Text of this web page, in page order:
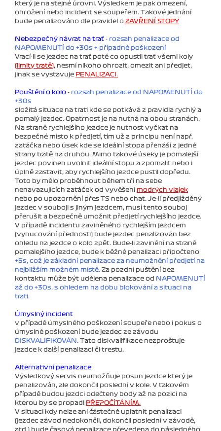
který je na stejné úrovni. Výsledkem je pak omezení,
ohrožení nebo incident se soupeřem. Takové jednání
bude penalizováno dle pravidel o ZAVŘENÍ STOPY
Nebezpečný návrat na trať - rozsah penalizace od
NAPOMENUTÍ do +30s + případné poškození
Vrací-li se jezdec na trať poté co opustil trať všemi koly
(limity tratě), nesmí nikoho ohrozit, omezit ani předjet,
jinak se vystavuje PENALIZACI.
Pouštění o kolo - rozsah penalizace od NAPOMENUTÍ do
+30s
složitá situace na trati kde se potkává z pravidla rychlý a
pomalý jezdec. Opatrnost je na nutná na obou stranách.
Na straně rychlejšího jezdce je nutnost vyčkat na
bezpečné místo k předjetí, tím už z principu není např.
zatáčka nebo úsek kde se ideální stopa přenáší z jedné
strany tratě na druhou. Mimo takové úseky je pomalejší
jezdec povinen uvolnit ideální stopu a zpomalit nebo i
úplně zastavit, aby rychlejšího jezdce pustil dopředu.
Toto by mělo proběhnout během tří na sebe
nenavazujících zatáček od vyvěšení modrých vlajek
nebo po upozornění přes TS nebo chat. Je-li předjížděný
jezdec v souboji s jiným jezdcem, musí tento souboj
přerušit a bezpečně umožnit předjetí rychlejšího jezdce.
V případě incidentu zaviněného rychlejším jezdcem
(vynucování přednosti) bude jezdec penalizován bez
ohledu na jezdce o kolo zpět. Bude-li zavinění na straně
pomalejšího jezdce, bude k běžné penalizaci připočteno
+5s, což je základní penalizace za neumožnění předjetí na
nejbližším možném místě. Za pozdní puštění bez
kontaktu může být udělena penalizace od NAPOMENUTÍ
až do +30s. s ohledem na dobu blokování a situaci na
trati.
Úmyslný incident
v případě úmyslného poškození soupeře nebo i pokus o
úmyslné poškození bude jezdec ze závodu
DISKVALIFIKOVÁN . Tato diskvalifikace nezprošťuje
jezdce k další penalizaci či trestu.
Alternativní penalizace
Výsledkový servis neumožňuje posun jezdce který je
penalizován, ale dokončil poslední v kole. V takovém
případě budou jezdci odečteny body až na pozici na
kterou by se propadl
PŘEPOČÍTÁNÍM.
V situaci kdy nelze ani částečně uplatnit penalizaci
(jezdec závod nedokončil, dokončil poslední v závodě,
atd.) bude časová penalizace převedena do následného